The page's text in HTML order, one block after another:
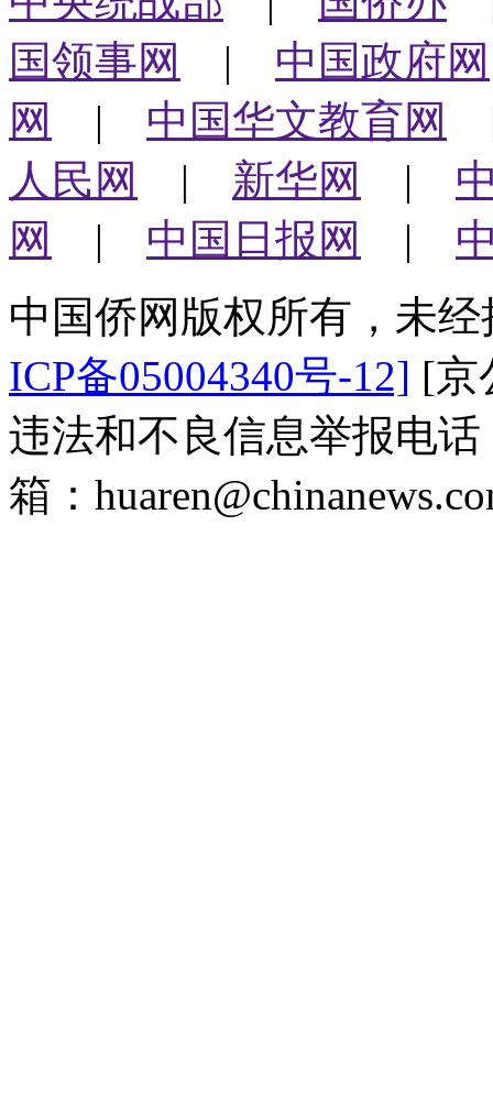
国领事网
| 中国政府网
网
| 中国华文教育网
人民网
| 新华网 |
网
| 中国日报网 |
中国侨网版权所有，未
ICP备05004340号-12] [京
违法和不良信息举报电话
箱：